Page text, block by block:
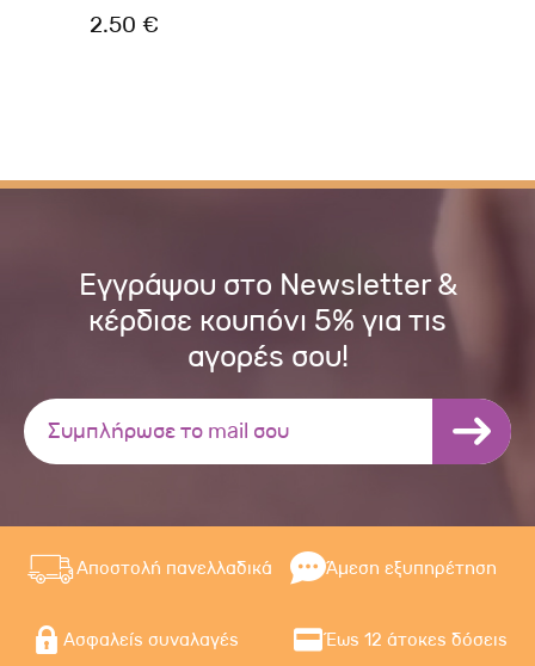
2.50 €
Εγγράψου στο Newsletter &
κέρδισε κουπόνι 5% για τις
αγορές σου!
Αποστολή πανελλαδικά Άμεση εξυπηρέτηση
Ασφαλείς συναλαγές Έως 12 άτοκες δόσεις